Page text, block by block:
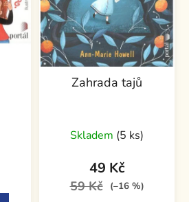
Zahrada tajů
Skladem (5 ks)
49 Kč
59 Kč (–16 %)